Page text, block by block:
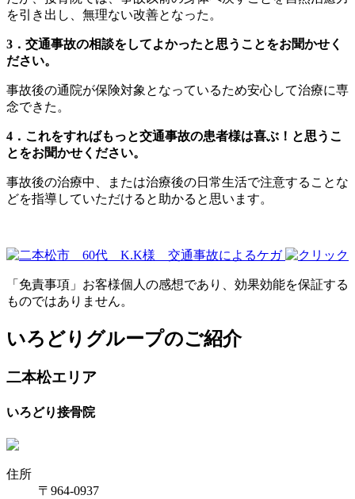
を引き出し、無理ない改善となった。
3．交通事故の相談をしてよかったと思うことをお聞かせく
ださい。
事故後の通院が保険対象となっているため安心して治療に専
念できた。
4．これをすればもっと交通事故の患者様は喜ぶ！と思うこ
とをお聞かせください。
事故後の治療中、または治療後の日常生活で注意することな
どを指導していただけると助かると思います。
「免責事項」お客様個人の感想であり、効果効能を保証する
ものではありません。
いろどりグループのご紹介
二本松エリア
いろどり接骨院
住所
〒964-0937